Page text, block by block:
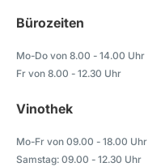
Bürozeiten
Mo-Do von 8.00 - 14.00 Uhr
Fr von 8.00 - 12.30 Uhr
Vinothek
Mo-Fr von 09.00 - 18.00 Uhr
Samstag: 09.00 - 12.30 Uhr